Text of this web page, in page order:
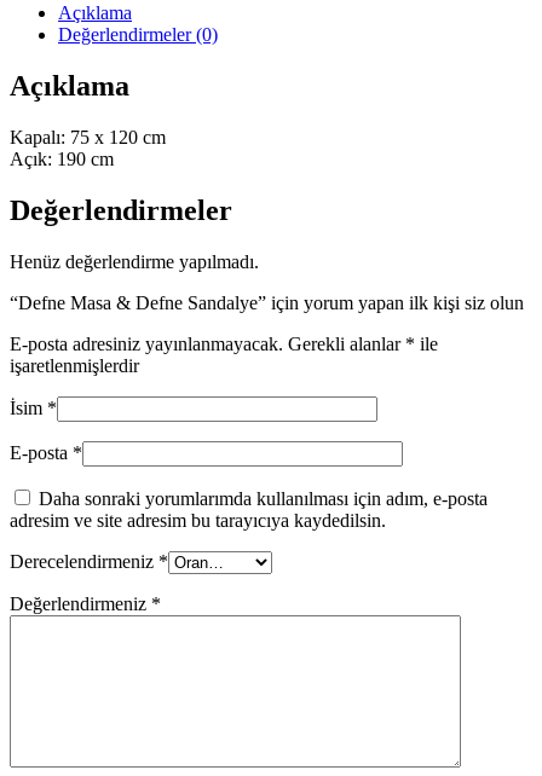
Açıklama
Değerlendirmeler (0)
Açıklama
Kapalı: 75 x 120 cm
Açık: 190 cm
Değerlendirmeler
Henüz değerlendirme yapılmadı.
“Defne Masa & Defne Sandalye” için yorum yapan ilk kişi siz olun
E-posta adresiniz yayınlanmayacak. Gerekli alanlar * ile
işaretlenmişlerdir
İsim *
E-posta *
Daha sonraki yorumlarımda kullanılması için adım, e-posta
adresim ve site adresim bu tarayıcıya kaydedilsin.
Derecelendirmeniz *
Değerlendirmeniz *